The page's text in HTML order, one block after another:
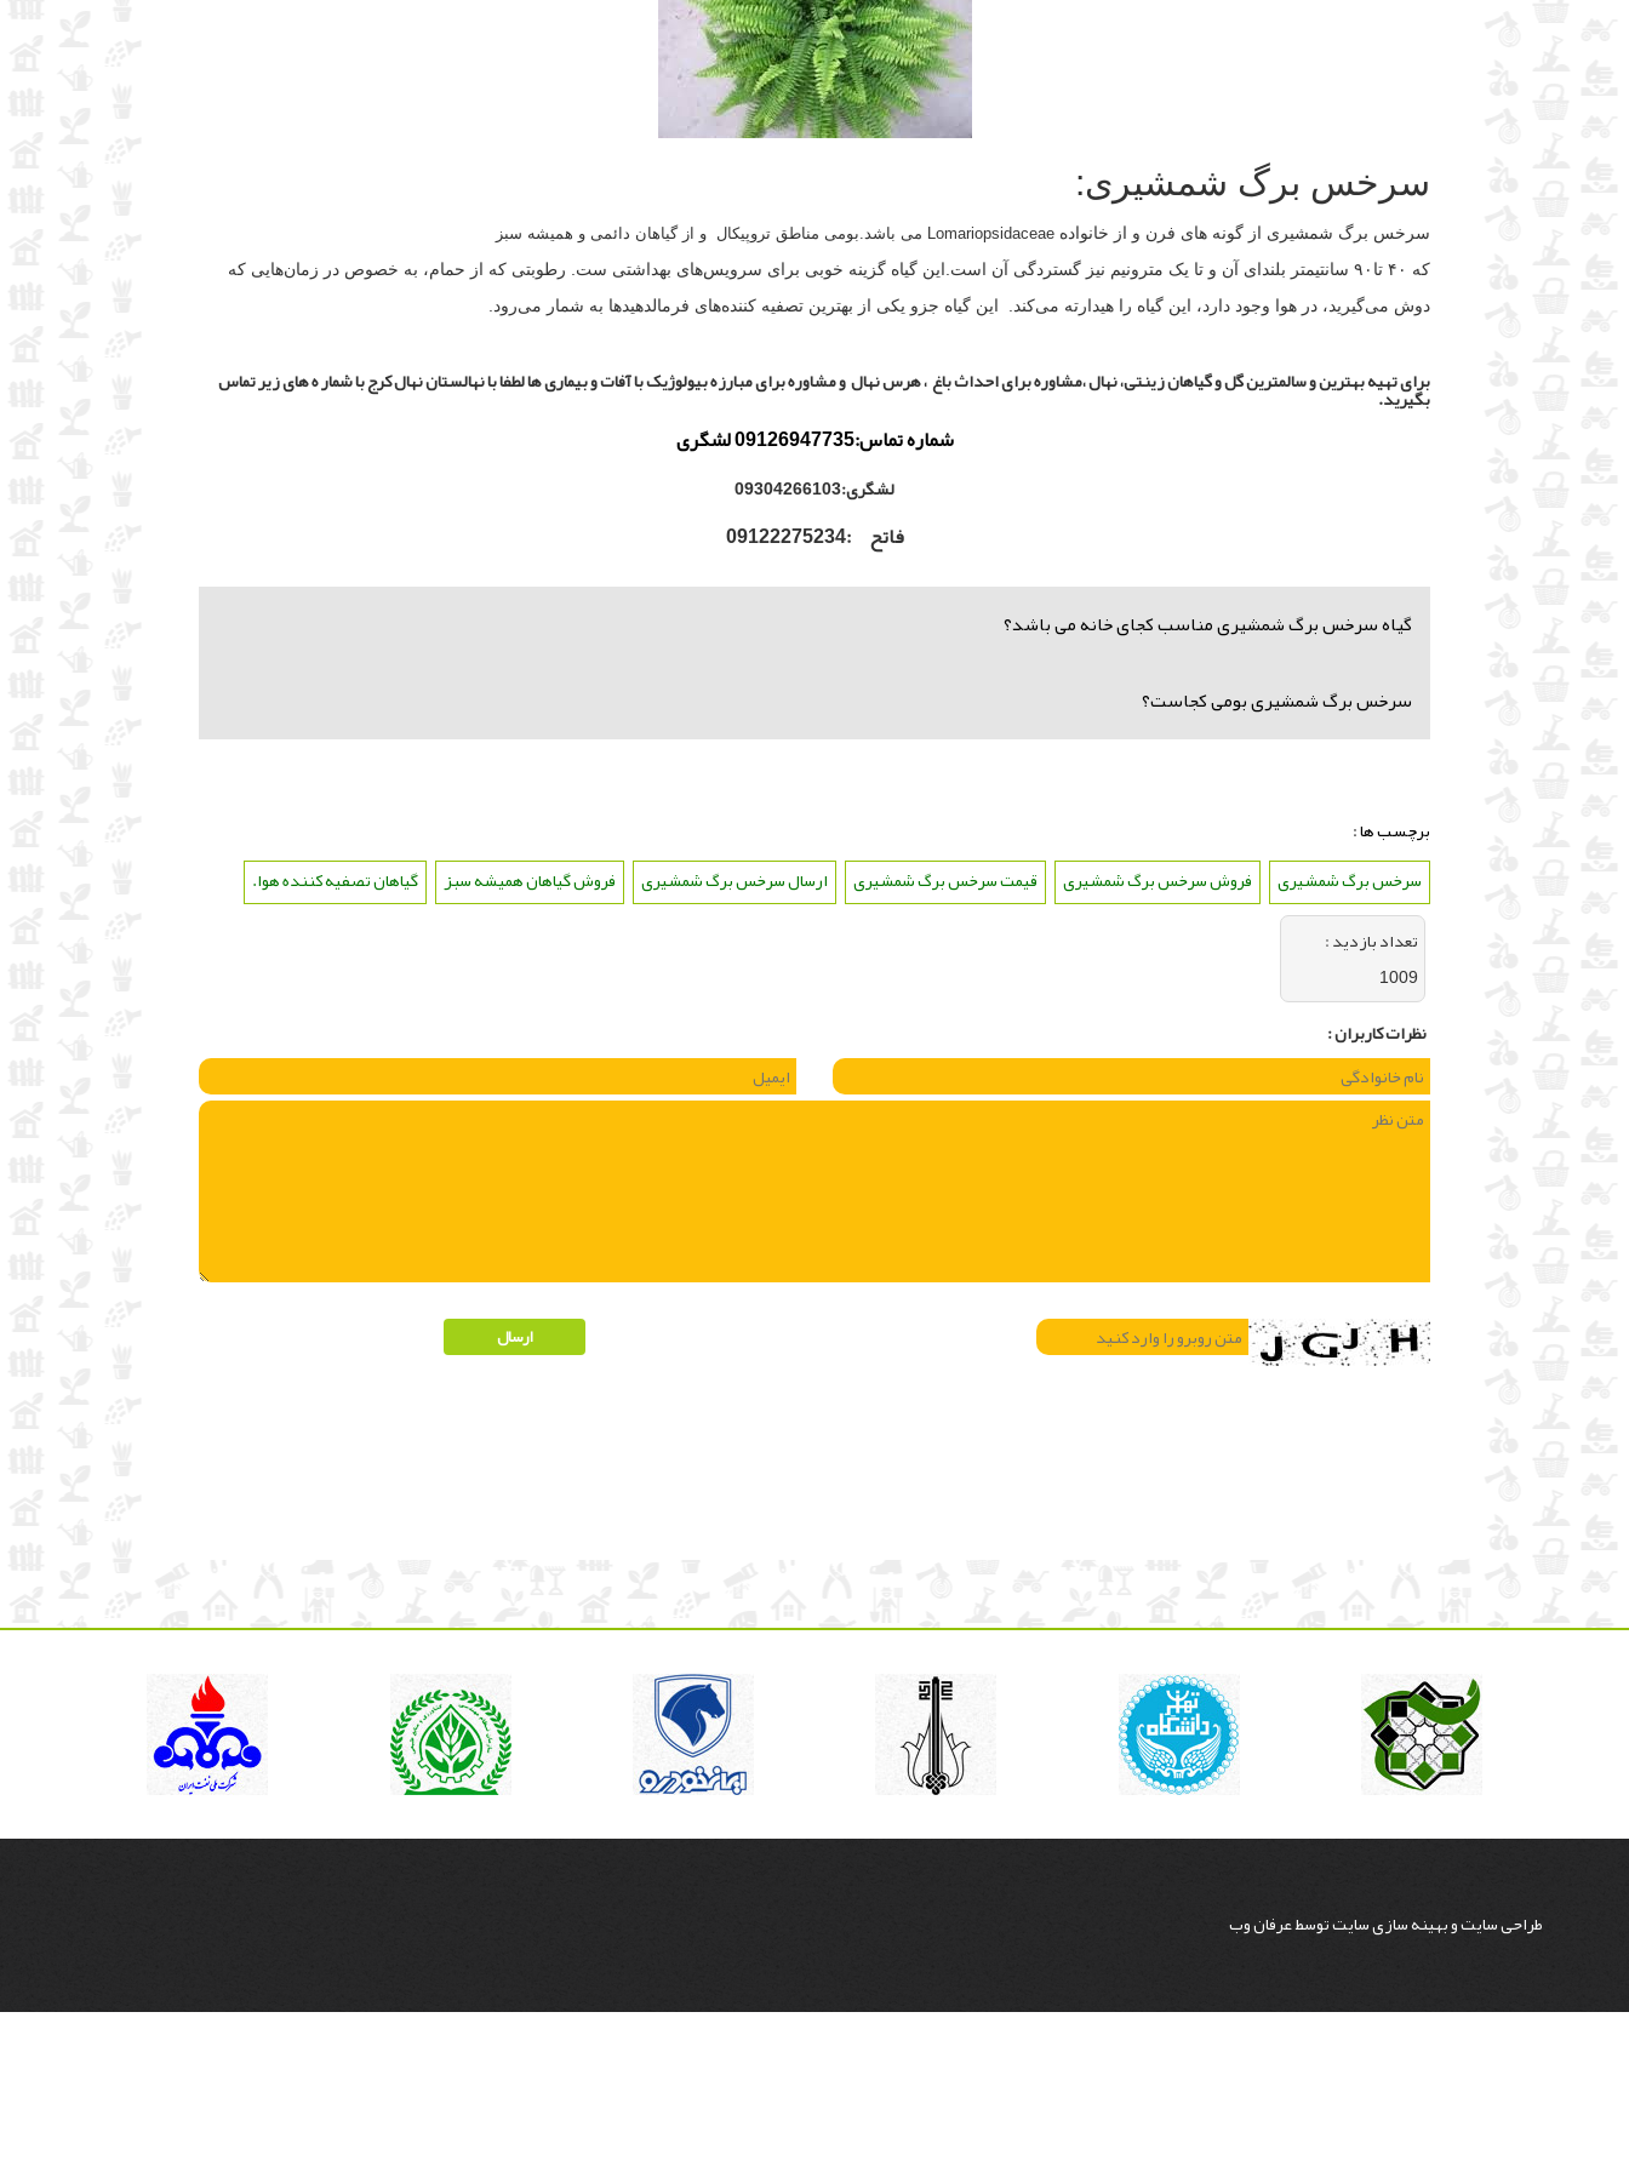
سرخس برگ شمشیری:
سرخس برگ شمشیری از گونه های فرن و از خانواده Lomariopsidaceae می باشد.بومی مناطق تروپیکال و از گیاهان دائمی و همیشه سبز
که ۴۰ تا۹۰ سانتیمتر بلندای آن و تا یک مترونیم نیز گستردگی آن است.این گیاه گزینه خوبی برای سرویس‌های بهداشتی ست. رطوبتی که از حمام، به خصوص در زمان‌هایی که
دوش می‌گیرید، در هوا وجود دارد، این گیاه را هیدارته می‌کند. این گیاه جزو یکی از بهترین تصفیه کننده‌های فرمالدهید‌ها به شمار می‌رود.
برای تهیه بهترین و سالمترین گل و گیاهان زینتی، نهال ،مشاوره برای احداث باغ ، هرس نهال و مشاوره برای مبارزه بیولوژیک با آفات و بیماری ها لطفا با نهالستان نهال کرج با شمار ه های زیر تماس
بگیرید.
شماره تماس:09126947735 لشگری
لشگری:09304266103
فاتح :09122275234
گیاه سرخس برگ شمشیری مناسب کجای خانه می باشد؟
سرخس برگ شمشیری بومی کجاست؟
برچسب ها :
سرخس برگ شمشیری
فروش سرخس برگ شمشیری قیمت سرخس برگ شمشیری ارسال سرخس برگ شمشیری فروش گیاهان همیشه سبز
گیاهان تصفیه کننده هوا.
تعداد بازديد :
1009
نظرات كاربران :
طراحی سایتوبهینه سازی سایتتوسطعرفان وب